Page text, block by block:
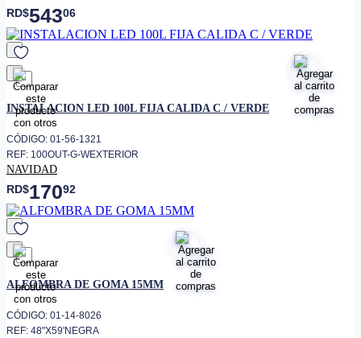
RD$54306
favorito
INSTALACION LED 100L FIJA CALIDA C / VERDE
CÓDIGO: 01-56-1321
REF: 100OUT-G-WEXTERIOR
NAVIDAD
RD$17092
favorito
ALFOMBRA DE GOMA 15MM
CÓDIGO: 01-14-8026
REF: 48"X59'NEGRA